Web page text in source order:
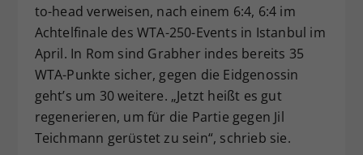
to-head verweisen, nach einem 6:4, 6:4 im
Achtelfinale des WTA-250-Events in Istanbul im
April. In Rom sind Grabher indes bereits 35
WTA-Punkte sicher, gegen die Eidgenossin
geht’s um 30 weitere. „Jetzt heißt es gut
regenerieren, um für die Partie gegen Jil
Teichmann gerüstet zu sein“, schrieb sie.